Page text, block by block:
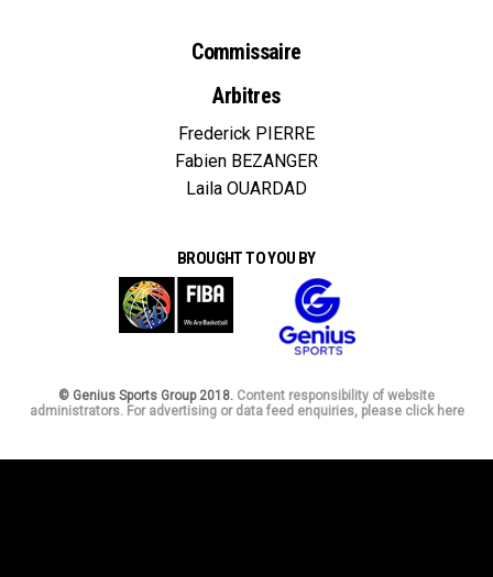
Commissaire
Arbitres
Frederick PIERRE
Fabien BEZANGER
Laila OUARDAD
BROUGHT TO YOU BY
© Genius Sports Group 2018. Content responsibility of website
administrators. For advertising or data feed enquiries, please click here